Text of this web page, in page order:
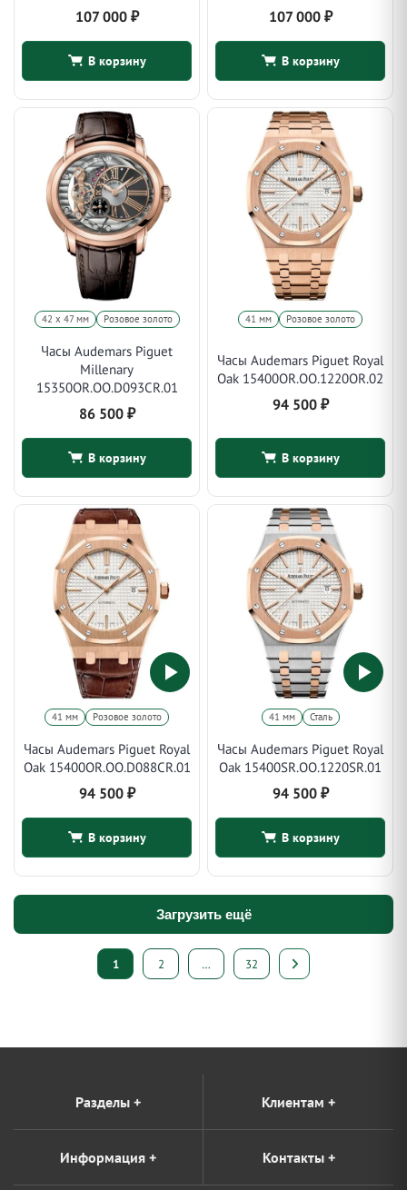
107 000 ₽
В корзину
107 000 ₽
В корзину
42 х 47 мм Розовое золото
Часы Audemars Piguet
Millenary
15350OR.OO.D093CR.01
86 500 ₽
В корзину
41 мм Розовое золото
Часы Audemars Piguet Royal
Oak 15400OR.OO.1220OR.02
94 500 ₽
В корзину
41 мм Розовое золото
Часы Audemars Piguet Royal
Oak 15400OR.OO.D088CR.01
94 500 ₽
В корзину
41 мм Сталь
Часы Audemars Piguet Royal
Oak 15400SR.OO.1220SR.01
94 500 ₽
В корзину
Загрузить ещё
Пагинация
1 2 … 32
Разделы + Клиентам +
Информация + Контакты+